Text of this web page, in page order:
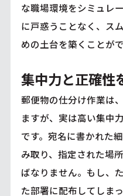
な職場環境をシミュレ
に戸惑うことなく、ス
めの土台を築くことがで
集中力と正確性
郵便物の仕分け作業は
ますが、実は高い集中
です。宛名に書かれた
み取り、指定された場
ばなりません。もし、
た部署に配布してしま